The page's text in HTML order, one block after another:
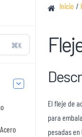
⌘K
Inicio /
El fleje de
para
pesadas